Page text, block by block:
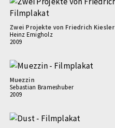
Zwei Projekte von Friedrich Kiesler
Heinz Emigholz
2009
Muezzin
Sebastian Brameshuber
2009